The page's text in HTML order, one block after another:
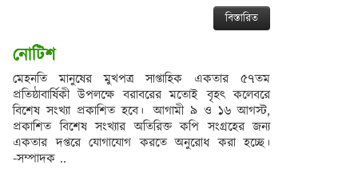
বিস্তারিত
নোটিশ
মেহনতি মানুষের মুখপত্র সাপ্তাহিক একতার ৫৭তম
প্রতিষ্ঠাবার্ষিকী উপলক্ষে বরাবরের মতোই বৃহৎ কলেবরে
বিশেষ সংখ্যা প্রকাশিত হবে। আগামী ৯ ও ১৬ আগস্ট,
প্রকাশিত বিশেষ সংখ্যার অতিরিক্ত কপি সংগ্রহের জন্য
একতার দপ্তরে যোগাযোগ করতে অনুরোধ করা হচ্ছে।
-সম্পাদক ..